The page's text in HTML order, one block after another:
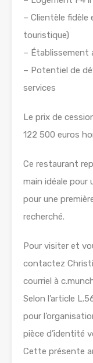
– Clientèle fidèle
touristique)
– Établissement
– Potentiel de
services
Le prix de
122 500 euros
Ce restaurant
main idéale pour
pour une
recherché.
Pour visiter et
contactez
courriel à
Selon l’article
pour
pièce d’identité
Cette présente